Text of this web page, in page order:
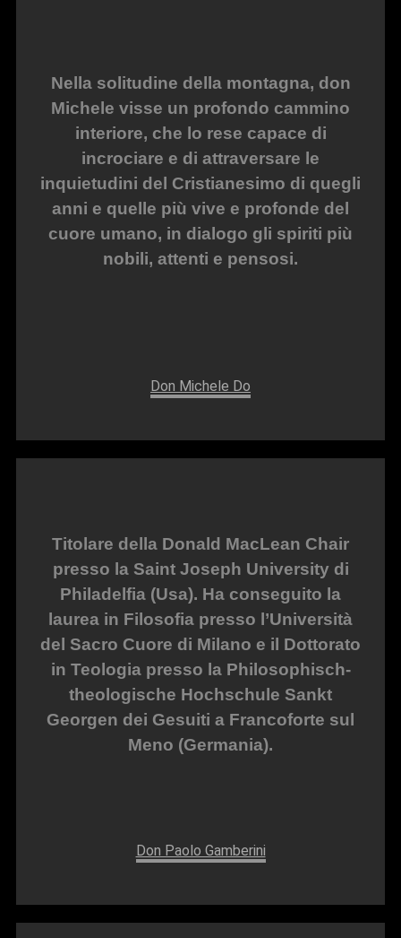
Nella solitudine della montagna, don
Michele visse un profondo cammino
interiore, che lo rese capace di
incrociare e di attraversare le
inquietudini del Cristianesimo di quegli
anni e quelle più vive e profonde del
cuore umano, in dialogo gli spiriti più
nobili, attenti e pensosi.
Don Michele Do
Titolare della Donald MacLean Chair
presso la Saint Joseph University di
Philadelfia (Usa). Ha conseguito la
laurea in Filosofia presso l’Università
del Sacro Cuore di Milano e il Dottorato
in Teologia presso la Philosophisch-
theologische Hochschule Sankt
Georgen dei Gesuiti a Francoforte sul
Meno (Germania).
Don Paolo Gamberini